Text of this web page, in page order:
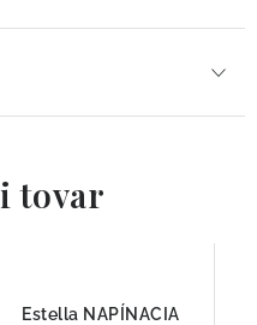
tovar
Estella NAPÍNACIA